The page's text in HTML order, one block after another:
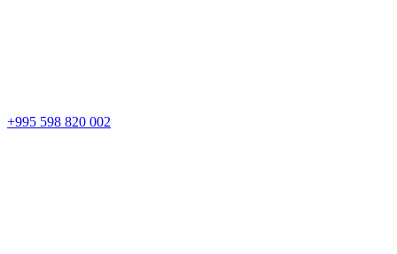
+995 598 820 002